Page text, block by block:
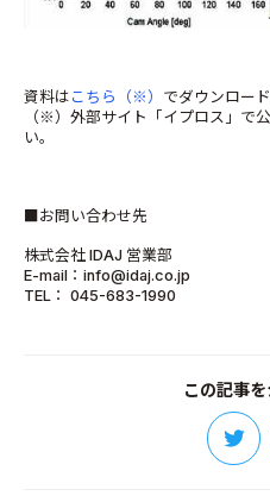
資料は こちら（※） でダウンロー
（※）外部サイト「イプロス」で
い。
■お問い合わせ先
株式会社 IDAJ 営業部
E-mail：info@idaj.co.jp
TEL： 045-683-1990
この記事